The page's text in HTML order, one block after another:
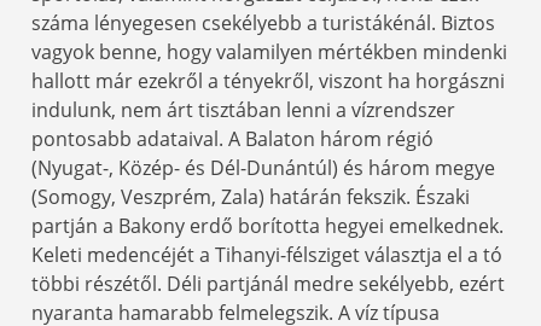
száma lényegesen csekélyebb a turistákénál. Biztos
vagyok benne, hogy valamilyen mértékben mindenki
hallott már ezekről a tényekről, viszont ha horgászni
indulunk, nem árt tisztában lenni a vízrendszer
pontosabb adataival. A Balaton három régió
(Nyugat-, Közép- és Dél-Dunántúl) és három megye
(Somogy, Veszprém, Zala) határán fekszik. Északi
partján a Bakony erdő borította hegyei emelkednek.
Keleti medencéjét a Tihanyi-félsziget választja el a tó
többi részétől. Déli partjánál medre sekélyebb, ezért
nyaranta hamarabb felmelegszik. A víz típusa